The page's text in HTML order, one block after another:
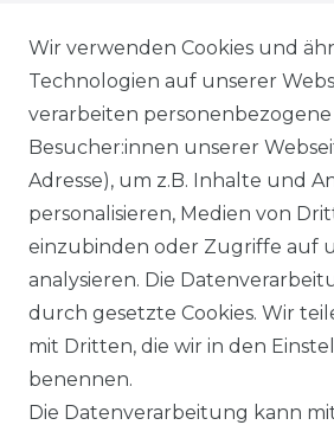
BEZAHLUNG
KLIMA- UND UMWELTSCHUTZ
LEXIKON
UNTERNEHMEN
ÜBER UNS
Wir verwenden Cookies und
Technologien auf unserer
verarbeiten
Besucher:innen unserer
Adresse), um z.B. Inhalte und
personalisieren, Medien von
einzubinden oder Zugriffe auf
analysieren. Die
durch gesetzte Cookies. Wir
mit Dritten, die wir in den
benennen.
Die Datenverarbeitung kann